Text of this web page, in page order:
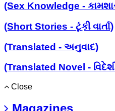
(Sex Knowledge -
(Short Stories - ટૂંકી વાર્તા)
(Translated - અનુવાદ)
(Translated Novel -
Close
Magazines